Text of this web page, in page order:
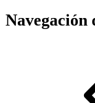
Navegación